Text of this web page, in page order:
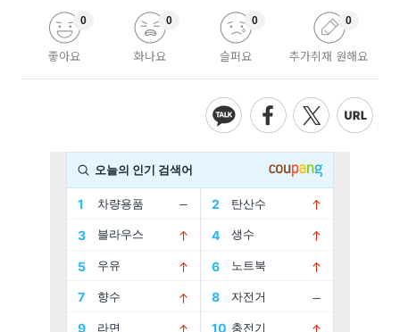
좋아요
0
화나요
0
슬퍼요
0
추가취재 원해요
0